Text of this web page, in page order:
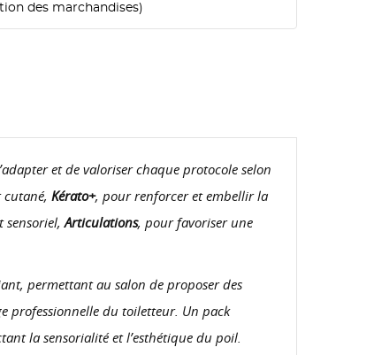
des marchandises)
et de valoriser chaque protocole selon
Kérato+, pour renforcer et embellir la
sensoriel,Articulations, pour favoriser une
permettant au salon de proposer des
professionnelle du toiletteur. Un pack
la sensorialité et l’esthétique du poil.